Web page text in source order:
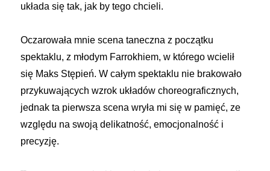
układa się tak, jak by tego chcieli.
Oczarowała mnie scena taneczna z początku
spektaklu, z młodym Farrokhiem, w którego wcielił
się Maks Stępień. W całym spektaklu nie brakowało
przykuwających wzrok układów choreograficznych,
jednak ta pierwsza scena wryła mi się w pamięć, ze
względu na swoją delikatność, emocjonalność i
precyzję.